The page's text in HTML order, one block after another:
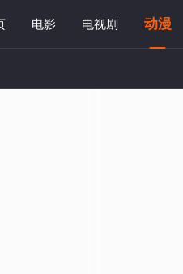
电影 电视剧 动漫